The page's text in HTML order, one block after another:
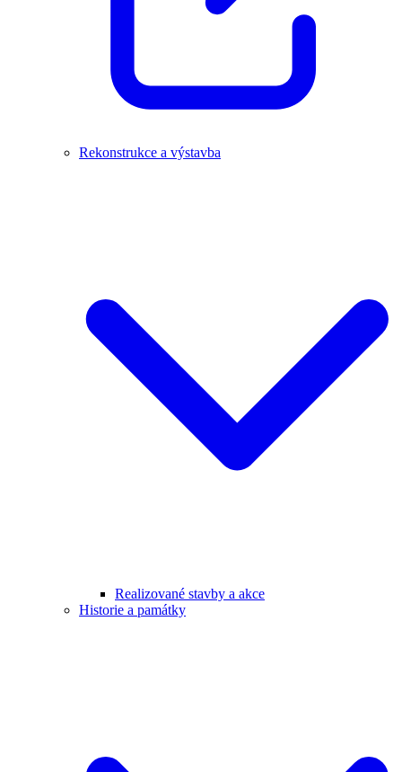
Rekonstrukce a výstavba
Realizované stavby a akce
Historie a památky